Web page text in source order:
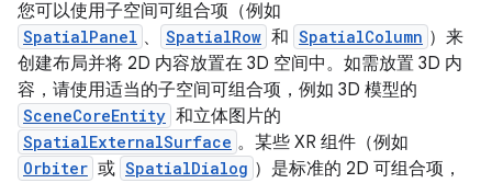
您可以使用子空间可组合项（例如
SpatialPanel 、 SpatialRow 和 SpatialColumn ）来
创建布局并将 2D 内容放置在 3D 空间中。如需放置 3D 内
容，请使用适当的子空间可组合项，例如 3D 模型的
SceneCoreEntity 和立体图片的
SpatialExternalSurface 。某些 XR 组件（例如
Orbiter 或 SpatialDialog ）是标准的 2D 可组合项，